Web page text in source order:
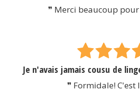
❞ Merci beaucoup
Je n'avais jamais cousu de
❞ Formidale! C'est